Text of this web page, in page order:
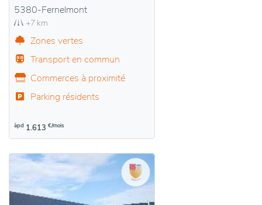
5380-Fernelmont
+7 km
Zones vertes
Transport en commun
Commerces à proximité
Parking résidents
àpd 1.613 €/mois